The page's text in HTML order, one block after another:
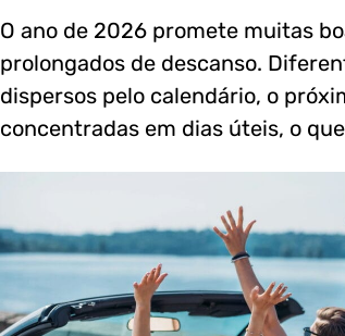
O ano de 2026 promete muitas
prolongados de descanso.
dispersos pelo calendário, o
concentradas em dias úteis, o